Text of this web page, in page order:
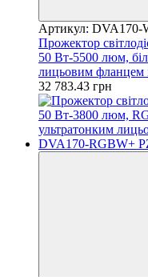
Артикул: DVA170-
Прожектор
50 Вт-5500 люм,
лицьовим фланцем
32 783.43 грн